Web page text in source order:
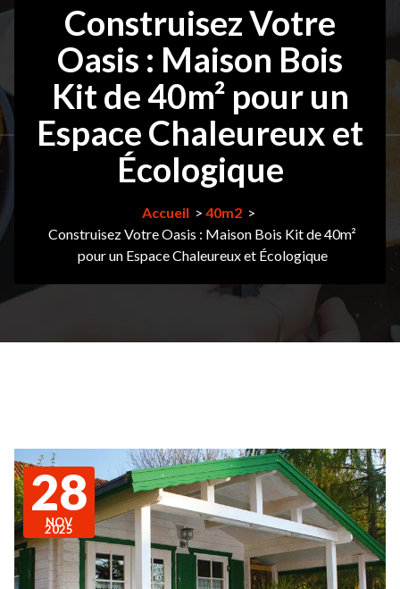
Construisez Votre
Oasis : Maison Bois
Kit de 40m² pour un
Espace Chaleureux et
Écologique
Accueil > 40m2 >
Construisez Votre Oasis : Maison Bois Kit de 40m²
pour un Espace Chaleureux et Écologique
28
NOV
2025